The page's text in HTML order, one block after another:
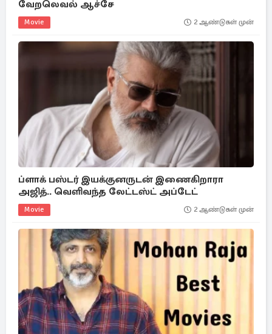
வேறலெவல் ஆச்சே
Movie 2 ஆண்டுகள் முன்
ப்ளாக் பஸ்டர் இயக்குனருடன் இணைகிறாரா
அஜித்.. வெளிவந்த லேட்டஸ்ட் அப்டேட்
Movie 2 ஆண்டுகள் முன்